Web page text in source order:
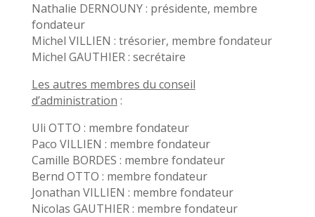
Nathalie DERNOUNY : présidente, membre
fondateur
Michel VILLIEN : trésorier, membre fondateur
Michel GAUTHIER : secrétaire
Les autres membres du conseil
d’administration :
Uli OTTO : membre fondateur
Paco VILLIEN : membre fondateur
Camille BORDES : membre fondateur
Bernd OTTO : membre fondateur
Jonathan VILLIEN : membre fondateur
Nicolas GAUTHIER : membre fondateur